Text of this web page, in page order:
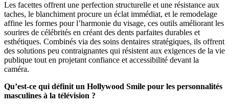
Les facettes offrent une perfection structurelle et une résistance aux
taches, le blanchiment procure un éclat immédiat, et le remodelage
affine les formes pour l’harmonie du visage, ces outils améliorant les
sourires de célébrités en créant des dents parfaites durables et
esthétiques. Combinés via des soins dentaires stratégiques, ils offrent
des solutions peu contraignantes qui résistent aux exigences de la vie
publique tout en projetant confiance et accessibilité devant la
caméra.
Qu’est-ce qui définit un Hollywood Smile pour les personnalités
masculines à la télévision ?